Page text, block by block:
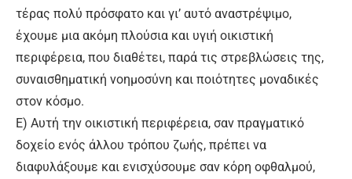
τέρας πολύ πρόσφατο και γι’ αυτό αναστρέψιμο,
έχουμε μια ακόμη πλούσια και υγιή οικιστική
περιφέρεια, που διαθέτει, παρά τις στρεβλώσεις της,
συναισθηματική νοημοσύνη και ποιότητες μοναδικές
στον κόσμο.
Ε) Αυτή την οικιστική περιφέρεια, σαν πραγματικό
δοχείο ενός άλλου τρόπου ζωής, πρέπει να
διαφυλάξουμε και ενισχύσουμε σαν κόρη οφθαλμού,